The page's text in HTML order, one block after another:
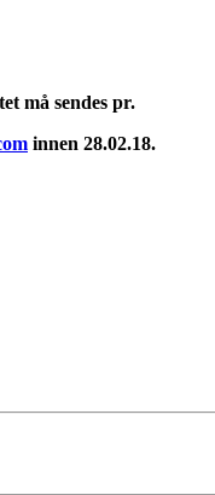
må sendes pr.
innen 28.02.18.